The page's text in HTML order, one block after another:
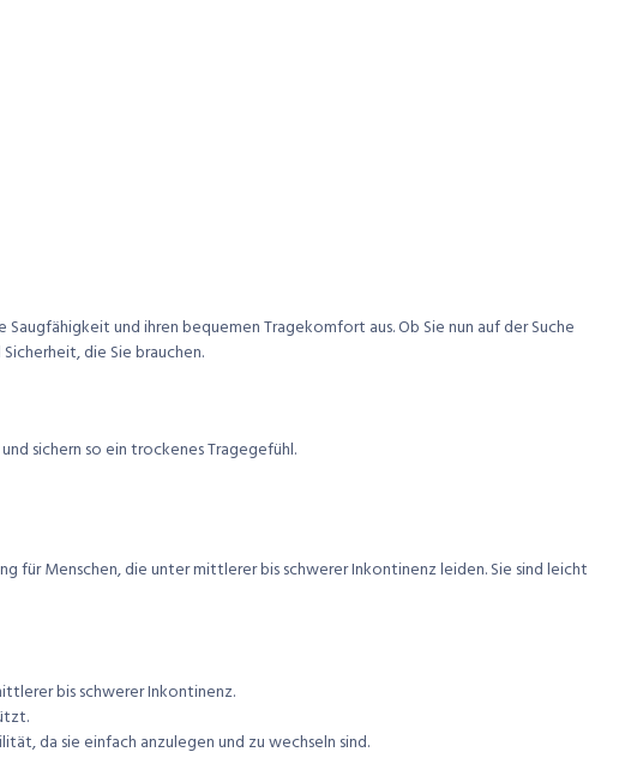
und ihren bequemen Tragekomfort aus. Ob Sie nun auf der Suche
die Sie brauchen.
sichern so ein trockenes Tragegefühl.
für Menschen, die unter mittlerer bis schwerer Inkontinenz leiden. Sie sind leicht
bis schwerer Inkontinenz.
da sie einfach anzulegen und zu wechseln sind.